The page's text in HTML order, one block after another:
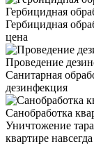
Гербицидная
Гербицидная
цена
Проведение
Санитарная
дезинфекция
Санобработка
Уничтожение
квартире навсегда